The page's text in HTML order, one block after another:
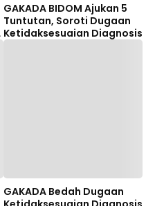
GAKADA BIDOM Ajukan 5
Tuntutan, Soroti Dugaan
Ketidaksesuaian Diagnosis
GAKADA Bedah Dugaan